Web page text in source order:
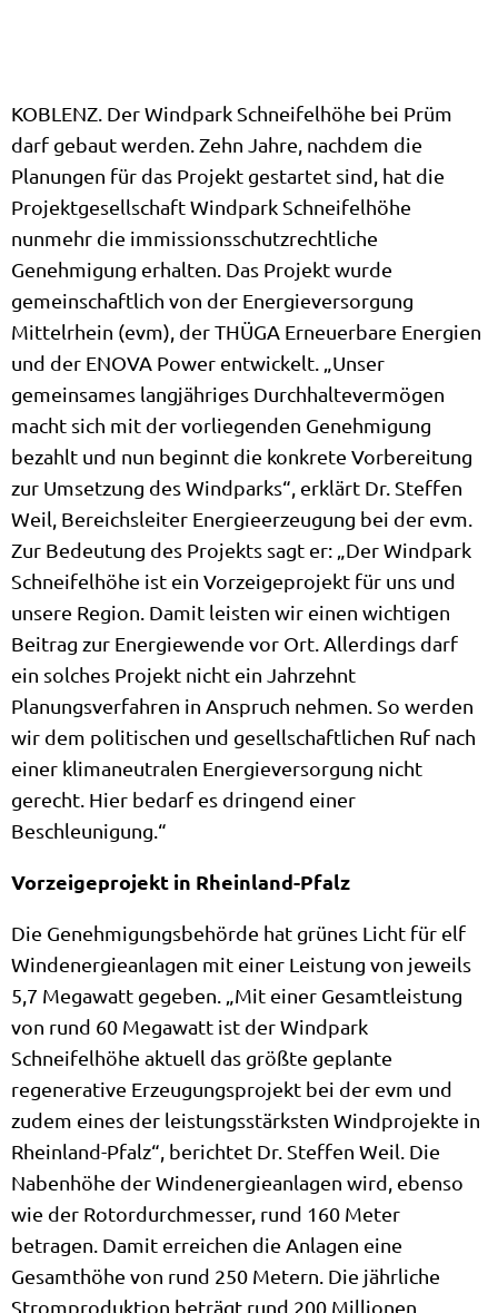
KOBLENZ. Der Windpark Schneifelhöhe bei Prüm
darf gebaut werden. Zehn Jahre, nachdem die
Planungen für das Projekt gestartet sind, hat die
Projektgesellschaft Windpark Schneifelhöhe
nunmehr die immissionsschutzrechtliche
Genehmigung erhalten. Das Projekt wurde
gemeinschaftlich von der Energieversorgung
Mittelrhein (evm), der THÜGA Erneuerbare Energien
und der ENOVA Power entwickelt. „Unser
gemeinsames langjähriges Durchhaltevermögen
macht sich mit der vorliegenden Genehmigung
bezahlt und nun beginnt die konkrete Vorbereitung
zur Umsetzung des Windparks“, erklärt Dr. Steffen
Weil, Bereichsleiter Energieerzeugung bei der evm.
Zur Bedeutung des Projekts sagt er: „Der Windpark
Schneifelhöhe ist ein Vorzeigeprojekt für uns und
unsere Region. Damit leisten wir einen wichtigen
Beitrag zur Energiewende vor Ort. Allerdings darf
ein solches Projekt nicht ein Jahrzehnt
Planungsverfahren in Anspruch nehmen. So werden
wir dem politischen und gesellschaftlichen Ruf nach
einer klimaneutralen Energieversorgung nicht
gerecht. Hier bedarf es dringend einer
Beschleunigung.“
Vorzeigeprojekt in Rheinland-Pfalz
Die Genehmigungsbehörde hat grünes Licht für elf
Windenergieanlagen mit einer Leistung von jeweils
5,7 Megawatt gegeben. „Mit einer Gesamtleistung
von rund 60 Megawatt ist der Windpark
Schneifelhöhe aktuell das größte geplante
regenerative Erzeugungsprojekt bei der evm und
zudem eines der leistungsstärksten Windprojekte in
Rheinland-Pfalz“, berichtet Dr. Steffen Weil. Die
Nabenhöhe der Windenergieanlagen wird, ebenso
wie der Rotordurchmesser, rund 160 Meter
betragen. Damit erreichen die Anlagen eine
Gesamthöhe von rund 250 Metern. Die jährliche
Stromproduktion beträgt rund 200 Millionen